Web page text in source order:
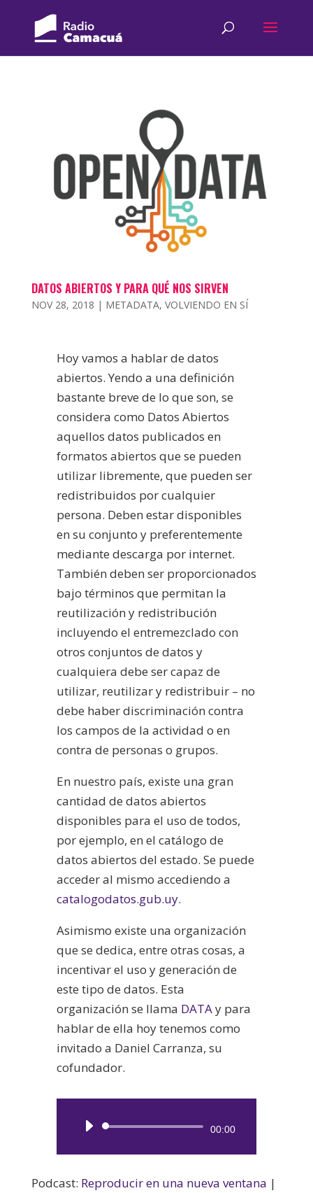
DATOS ABIERTOS Y PARA QUÉ NOS SIRVEN
NOV 28, 2018 | METADATA, VOLVIENDO EN SÍ
Hoy vamos a hablar de datos
abiertos. Yendo a una definición
bastante breve de lo que son, se
considera como Datos Abiertos
aquellos datos publicados en
formatos abiertos que se pueden
utilizar libremente, que pueden ser
redistribuidos por cualquier
persona. Deben estar disponibles
en su conjunto y preferentemente
mediante descarga por internet.
También deben ser proporcionados
bajo términos que permitan la
reutilización y redistribución
incluyendo el entremezclado con
otros conjuntos de datos y
cualquiera debe ser capaz de
utilizar, reutilizar y redistribuir – no
debe haber discriminación contra
los campos de la actividad o en
contra de personas o grupos.
En nuestro país, existe una gran
cantidad de datos abiertos
disponibles para el uso de todos,
por ejemplo, en el catálogo de
datos abiertos del estado. Se puede
acceder al mismo accediendo a
catalogodatos.gub.uy.
Asimismo existe una organización
que se dedica, entre otras cosas, a
incentivar el uso y generación de
este tipo de datos. Esta
organización se llama DATAy para
hablar de ella hoy tenemos como
invitado a Daniel Carranza, su
cofundador.
Reproductor
00:00
Podcast: Reproducir en una nueva ventana |